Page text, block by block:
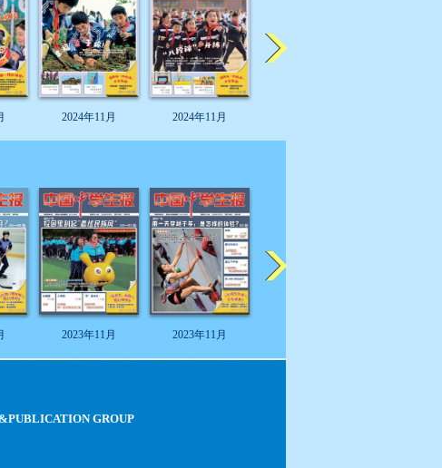
2024年11月 2024年11月
2023年11月 2023年11月
GROUP